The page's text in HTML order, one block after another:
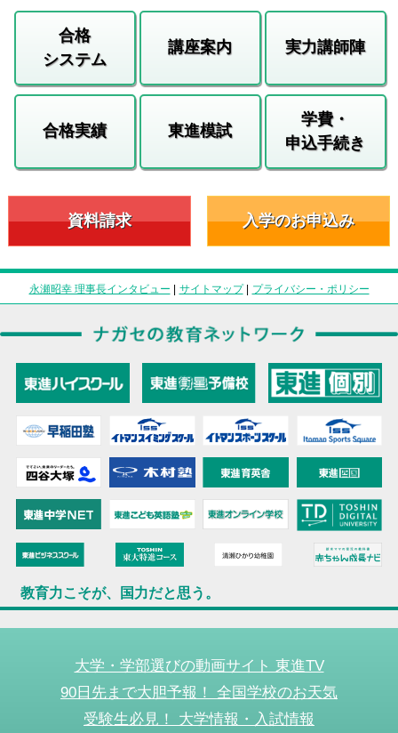
合格
システム
講座案内 実力講師陣
合格実績 東進模試
学費・
申込手続き
資料請求 入学のお申込み
永瀬昭幸 理事長インタビュー | サイトマップ| プライバシー・ポリシー
教育力こそが、国力だと思う。
大学・学部選びの動画サイト 東進TV
90日先まで大胆予報！ 全国学校のお天気
受験生必見！ 大学情報・入試情報